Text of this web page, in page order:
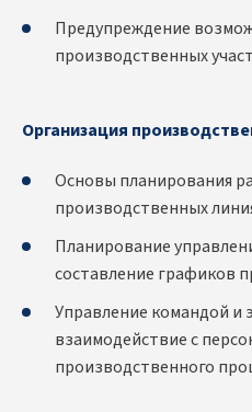
Предупреждение
производственных
Организация
Основы планирования
производственных
Планирование
составление графиков
Управление командой и
взаимодействие с
производственного